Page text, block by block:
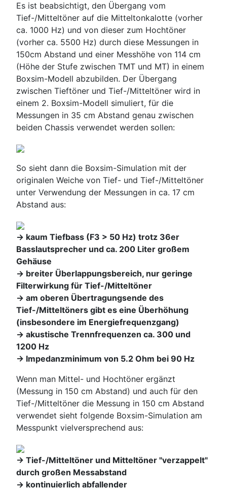
Es ist beabsichtigt, den Übergang vom
Tief-/Mitteltöner auf die Mitteltonkalotte (vorher
ca. 1000 Hz) und von dieser zum Hochtöner
(vorher ca. 5500 Hz) durch diese Messungen in
150cm Abstand und einer Messhöhe von 114 cm
(Höhe der Stufe zwischen TMT und MT) in einem
Boxsim-Modell abzubilden. Der Übergang
zwischen Tieftöner und Tief-/Mitteltöner wird in
einem 2. Boxsim-Modell simuliert, für die
Messungen in 35 cm Abstand genau zwischen
beiden Chassis verwendet werden sollen:
So sieht dann die Boxsim-Simulation mit der
originalen Weiche von Tief- und Tief-/Mitteltöner
unter Verwendung der Messungen in ca. 17 cm
Abstand aus:
-> kaum Tiefbass (F3 > 50 Hz) trotz 36er
Basslautsprecher und ca. 200 Liter großem
Gehäuse
-> breiter Überlappungsbereich, nur geringe
Filterwirkung für Tief-/Mitteltöner
-> am oberen Übertragungsende des
Tief-/Mitteltöners gibt es eine Überhöhung
(insbesondere im Energiefrequenzgang)
-> akustische Trennfrequenzen ca. 300 und
1200 Hz
-> Impedanzminimum von 5.2 Ohm bei 90 Hz
Wenn man Mittel- und Hochtöner ergänzt
(Messung in 150 cm Abstand) und auch für den
Tief-/Mitteltöner die Messung in 150 cm Abstand
verwendet sieht folgende Boxsim-Simulation am
Messpunkt vielversprechend aus:
-> Tief-/Mitteltöner und Mitteltöner "verzappelt"
durch großen Messabstand
-> kontinuierlich abfallender